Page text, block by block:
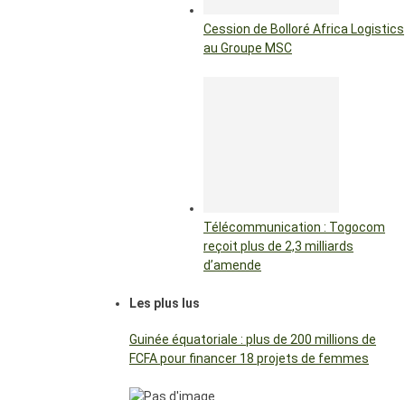
Cession de Bolloré Africa Logistics
au Groupe MSC
Télécommunication : Togocom
reçoit plus de 2,3 milliards
d’amende
Les plus lus
Guinée équatoriale : plus de 200 millions de
FCFA pour financer 18 projets de femmes